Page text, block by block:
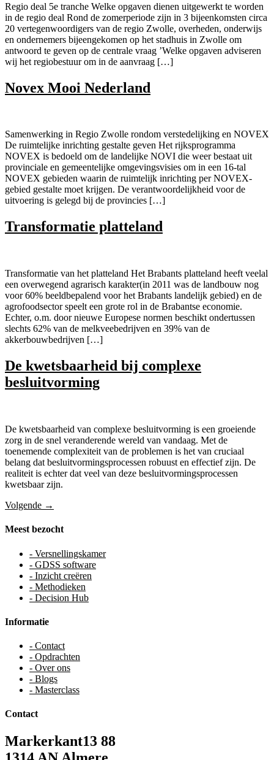
Regio deal 5e tranche Welke opgaven dienen uitgewerkt te worden
in de regio deal Rond de zomerperiode zijn in 3 bijeenkomsten circa
20 vertegenwoordigers van de regio Zwolle, overheden, onderwijs
en ondernemers bijeengekomen op het stadhuis in Zwolle om
antwoord te geven op de centrale vraag ’Welke opgaven adviseren
wij het regiobestuur om in de aanvraag […]
Novex Mooi Nederland
Samenwerking in Regio Zwolle rondom verstedelijking en NOVEX
De ruimtelijke inrichting gestalte geven Het rijksprogramma
NOVEX is bedoeld om de landelijke NOVI die weer bestaat uit
provinciale en gemeentelijke omgevingsvisies om in een 16-tal
NOVEX gebieden waarin de ruimtelijk inrichting per NOVEX-
gebied gestalte moet krijgen. De verantwoordelijkheid voor de
uitvoering is gelegd bij de provincies […]
Transformatie platteland
Transformatie van het platteland Het Brabants platteland heeft veelal
een overwegend agrarisch karakter(in 2011 was de landbouw nog
voor 60% beeldbepalend voor het Brabants landelijk gebied) en de
agrofoodsector speelt een grote rol in de Brabantse economie.
Echter, o.m. door nieuwe Europese normen beschikt ondertussen
slechts 62% van de melkveebedrijven en 39% van de
akkerbouwbedrijven […]
De kwetsbaarheid bij complexe
besluitvorming
De kwetsbaarheid van complexe besluitvorming is een groeiende
zorg in de snel veranderende wereld van vandaag. Met de
toenemende complexiteit van de problemen is het van cruciaal
belang dat besluitvormingsprocessen robuust en effectief zijn. De
realiteit is echter dat veel van deze besluitvormingsprocessen
kwetsbaar zijn.
Volgende →
Meest bezocht
- Versnellingskamer
- GDSS software
- Inzicht creëren
- Methodieken
- Decision Hub
Informatie
- Contact
- Opdrachten
- Over ons
- Blogs
- Masterclass
Contact
Markerkant13 88